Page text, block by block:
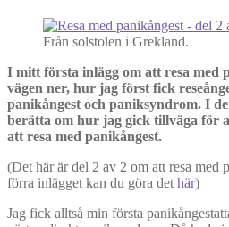
Från solstolen i Grekland.
I mitt första inlägg om att resa med
vägen ner, hur jag först fick
panikångest och paniksyndrom. I
berätta om hur jag gick tillväga för
att resa med panikångest.
(Det här är del 2 av 2 om att resa med
förra inlägget kan du göra det här)
Jag fick alltså min första